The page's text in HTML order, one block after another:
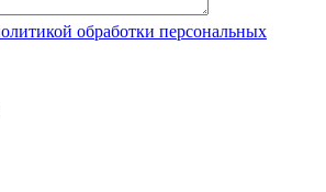
обработки персональных